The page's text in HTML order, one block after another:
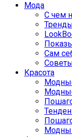
Мода
С чем
Сам
Красота